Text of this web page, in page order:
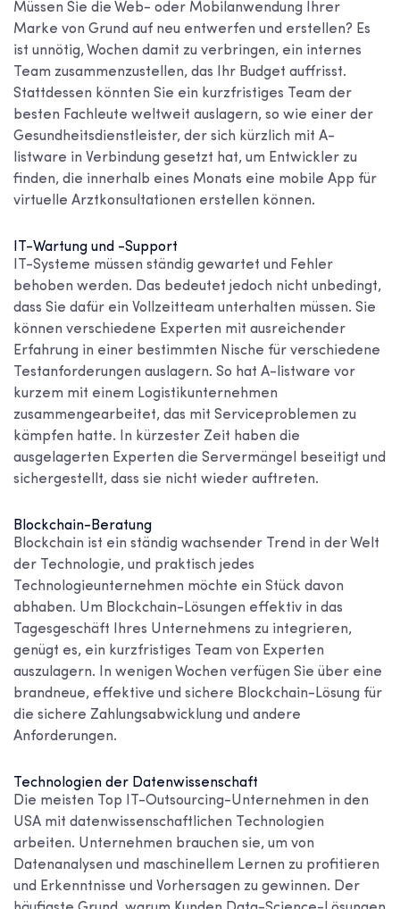
Müssen Sie die Web- oder Mobilanwendung Ihrer
Marke von Grund auf neu entwerfen und erstellen? Es
ist unnötig, Wochen damit zu verbringen, ein internes
Team zusammenzustellen, das Ihr Budget auffrisst.
Stattdessen könnten Sie ein kurzfristiges Team der
besten Fachleute weltweit auslagern, so wie einer der
Gesundheitsdienstleister, der sich kürzlich mit A-
listware in Verbindung gesetzt hat, um Entwickler zu
finden, die innerhalb eines Monats eine mobile App für
virtuelle Arztkonsultationen erstellen können.
IT-Wartung und -Support
IT-Systeme müssen ständig gewartet und Fehler
behoben werden. Das bedeutet jedoch nicht unbedingt,
dass Sie dafür ein Vollzeitteam unterhalten müssen. Sie
können verschiedene Experten mit ausreichender
Erfahrung in einer bestimmten Nische für verschiedene
Testanforderungen auslagern. So hat A-listware vor
kurzem mit einem Logistikunternehmen
zusammengearbeitet, das mit Serviceproblemen zu
kämpfen hatte. In kürzester Zeit haben die
ausgelagerten Experten die Servermängel beseitigt und
sichergestellt, dass sie nicht wieder auftreten.
Blockchain-Beratung
Blockchain ist ein ständig wachsender Trend in der Welt
der Technologie, und praktisch jedes
Technologieunternehmen möchte ein Stück davon
abhaben. Um Blockchain-Lösungen effektiv in das
Tagesgeschäft Ihres Unternehmens zu integrieren,
genügt es, ein kurzfristiges Team von Experten
auszulagern. In wenigen Wochen verfügen Sie über eine
brandneue, effektive und sichere Blockchain-Lösung für
die sichere Zahlungsabwicklung und andere
Anforderungen.
Technologien der Datenwissenschaft
Die meisten Top
IT-Outsourcing-Unternehmen in den
USA mit datenwissenschaftlichen Technologien
arbeiten. Unternehmen brauchen sie, um von
Datenanalysen und maschinellem Lernen zu profitieren
und Erkenntnisse und Vorhersagen zu gewinnen. Der